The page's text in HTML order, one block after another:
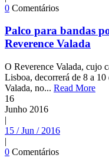
0 Comentários
Palco para bandas
Reverence Valada
O Reverence Valada, cujo
Lisboa, decorrerá de 8 a
Valada, no... Read More
16
Junho 2016
|
15 / Jun / 2016
|
0 Comentários